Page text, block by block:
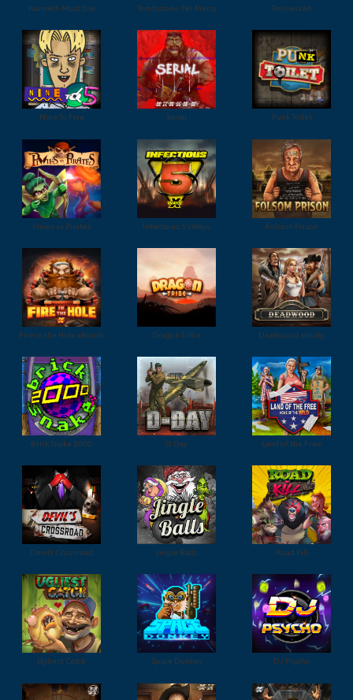
Kenneth Must Die Tombstone: No Mercy Possessed
Nine To Five Serial Punk Toilet
Pixies vs Pirates Infectious 5 xWays Folsom Prison
Fire in the Hole xBomb Dragon Tribe Deadwood xNudg
Brick Snake 2000 D Day Land of the Free
Devils Crossroad Jingle Balls Road Kill
Ugliest Catch Space Donkey DJ Psycho